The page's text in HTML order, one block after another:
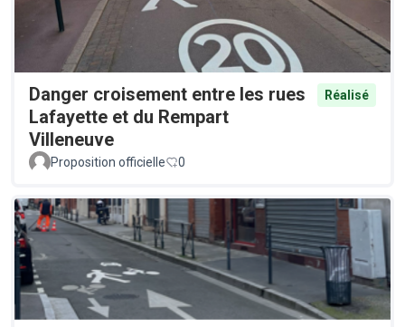
Danger croisement entre les rues
Lafayette et du Rempart
Villeneuve
Réalisé
Proposition officielle 0